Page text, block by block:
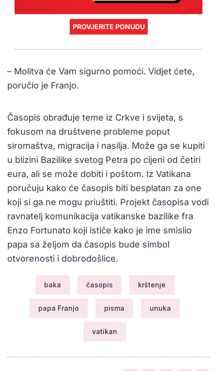
PROVJERITE PONUDU
– Molitva će Vam sigurno pomoći. Vidjet ćete,
poručio je Franjo.
Časopis obrađuje teme iz Crkve i svijeta, s
fokusom na društvene probleme poput
siromaštva, migracija i nasilja. Može ga se kupiti
u blizini Bazilike svetog Petra po cijeni od četiri
eura, ali se može dobiti i poštom. Iz Vatikana
poručuju kako će časopis biti besplatan za one
koji si ga ne mogu priuštiti. Projekt časopisa vodi
ravnatelj komunikacija vatikanske bazilike fra
Enzo Fortunato koji ističe kako je ime smislio
papa sa željom da časopis bude simbol
otvorenosti i dobrodošlice.
baka časopis krštenje
papa Franjo pisma unuka
vatikan